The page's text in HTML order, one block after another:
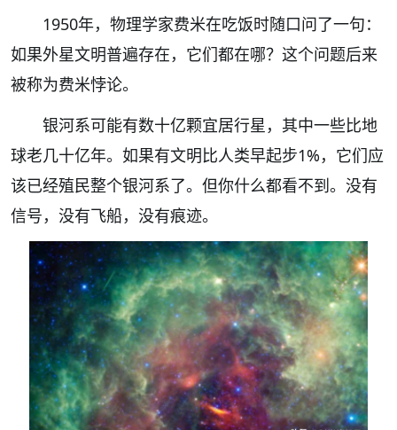
1950年，物理学家费米在吃饭时随口问了一句：
如果外星文明普遍存在，它们都在哪？这个问题后来
被称为费米悖论。
银河系可能有数十亿颗宜居行星，其中一些比地
球老几十亿年。如果有文明比人类早起步1%，它们应
该已经殖民整个银河系了。但你什么都看不到。没有
信号，没有飞船，没有痕迹。